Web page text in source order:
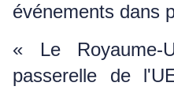
événements dans
« Le
passerelle de